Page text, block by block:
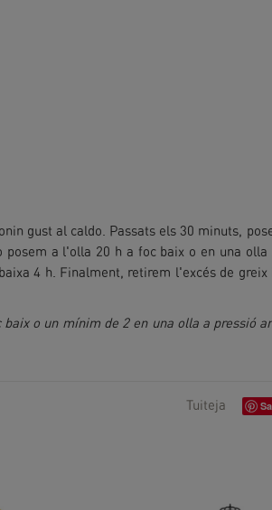
gust al caldo. Passats els 30 minuts,
a l'olla 20 h a foc baix o en una olla
4 h. Finalment, retirem l'excés de greix
o un mínim de 2 en una olla a pressió
Tuiteja